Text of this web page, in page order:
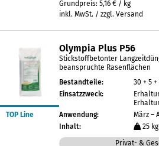
Grundpreis: 5,16 € / kg
inkl. MwSt. / zzgl. Versand
TOP Line
Olympia Plus P56
Stickstoffbetonter
beanspruchte Rasenflächen
Bestandteile:
30 + 5 +
Einsatzzweck:
Anwendung:
März –
Inhalt:
25 kg
Privat- &